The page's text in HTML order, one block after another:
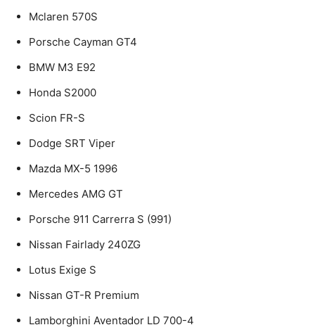
Mclaren 570S
Porsche Cayman GT4
BMW M3 E92
Honda S2000
Scion FR-S
Dodge SRT Viper
Mazda MX-5 1996
Mercedes AMG GT
Porsche 911 Carrerra S (991)
Nissan Fairlady 240ZG
Lotus Exige S
Nissan GT-R Premium
Lamborghini Aventador LD 700-4